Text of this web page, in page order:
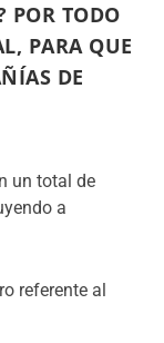
POR TODO
PARA QUE
DE
un total de
a
referente al